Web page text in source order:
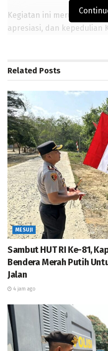
Kegiatan ini merupakan
apresiasi, dan kepedulian
keamanan dan ketertiban
Terdapat 12 Purnawirawan
Related Posts
MESUJI
Sambut HUT RI Ke-81,
Bendera Merah Putih
Jalan
4 jam ago